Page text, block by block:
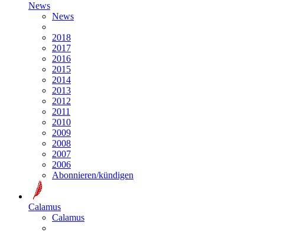
News
News
2018
2017
2016
2015
2014
2013
2012
2011
2010
2009
2008
2007
2006
Abonnieren/kündigen
Calamus
Calamus